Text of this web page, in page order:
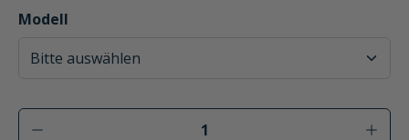
Modell
auswählen
Produkt Anzahl: Gib den gewünschten